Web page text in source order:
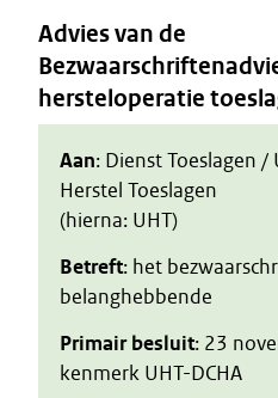
Advies van de
hersteloperatie
Aan: Dienst Toeslagen
Herstel Toeslagen
(hierna: UHT)
Betreft: het
belanghebbende
Primair besluit: 23
kenmerk UHT-DCHA